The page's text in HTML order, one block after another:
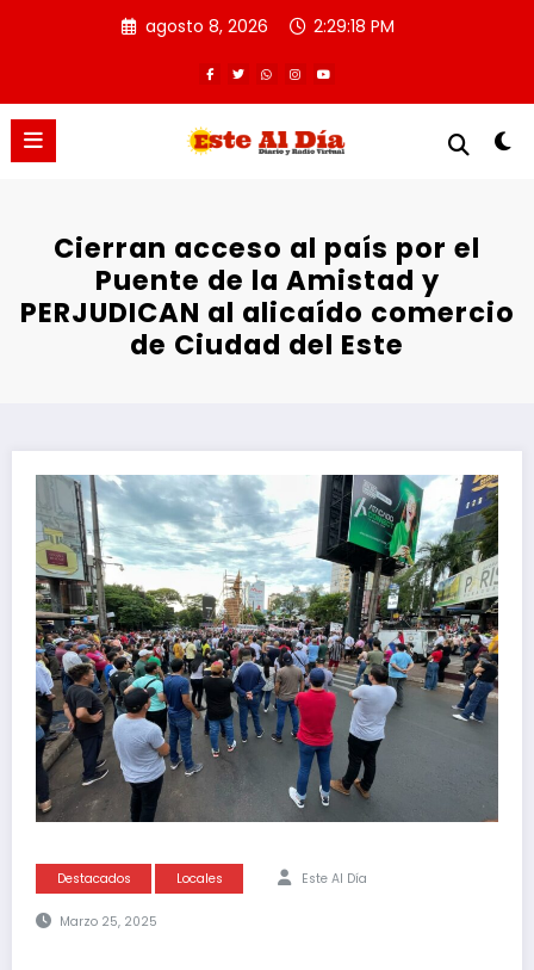
agosto 8, 2026 2:29:19 PM
Cierran acceso al país por el
Puente de la Amistad y
PERJUDICAN al alicaído comercio
de Ciudad del Este
Destacados Locales Este Al Día
Marzo 25, 2025